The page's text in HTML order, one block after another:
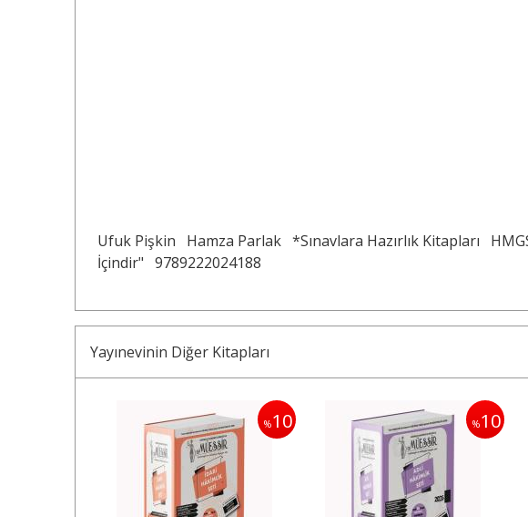
Ufuk Pişkin Hamza Parlak *Sınavlara Hazırlık Kitapları
İçindir" 9789222024188
Yayınevinin Diğer Kitapları
%10 %10